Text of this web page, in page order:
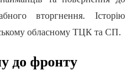
вторгнення. Історію
обласному ТЦК та СП.
до фронту